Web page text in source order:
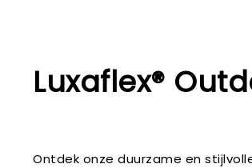
Luxaflex®
Ontdek onze duurzame en